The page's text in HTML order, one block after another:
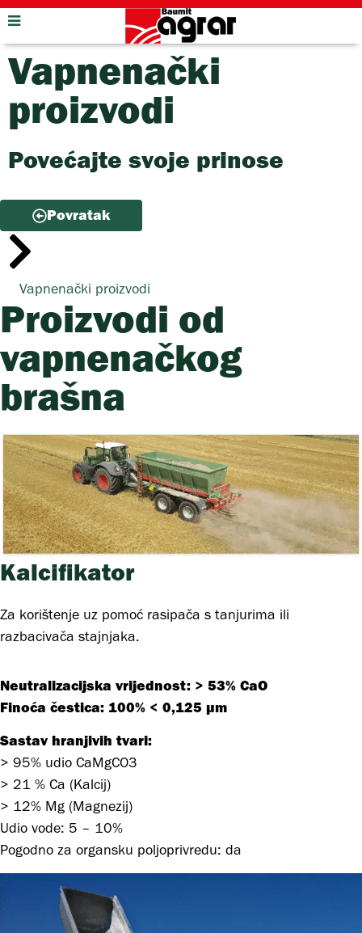
Vapnenački
proizvodi
Povećajte svoje prinose
Povratak
Vapnenački proizvodi
Proizvodi od
vapnenačkog
brašna
Kalcifikator
Za korištenje uz pomoć rasipača s tanjurima ili
razbacivača stajnjaka.
Neutralizacijska vrijednost: > 53% CaO
Finoća čestica: 100% < 0,125 µm
Sastav hranjivih tvari:
> 95% udio CaMgCO3
> 21 % Ca (Kalcij)
> 12% Mg (Magnezij)
Udio vode: 5 – 10%
Pogodno za organsku poljoprivredu: da